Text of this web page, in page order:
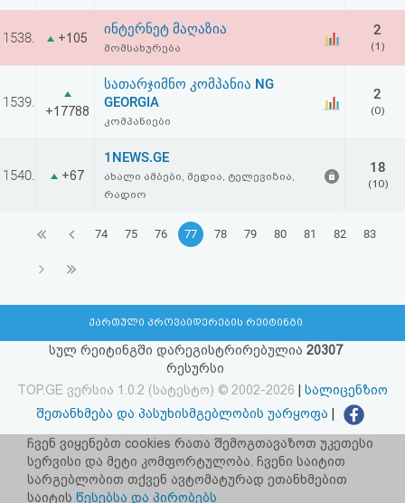
1538. +105
ინტერნეტ მაღაზია
მომსახურება
2
(1)
1539.
+17788
სათარჯიმნო კომპანია NG
GEORGIA
კომპანიები
2
(0)
1540. +67
1NEWS.GE
ახალი ამბები, მედია, ტელევიზია,
რადიო
18
(10)
74 75 76 77 78 79 80 81 82 83
ქართული პროვაიდერების რეიტინგი
სულ რეიტინგში დარეგისტრირებულია 20307
რესურსი
TOP.GE ვერსია 1.0.2 (სატესტო) © 2002-2026
სალიცენზიო
შეთანხმება და პასუხისმგებლობის უარყოფა
facebook.com/TOP.GE
იხილეთ TOP.GE - ის ძველი ვერსია ბმულზე
ჩვენ ვიყენებთ cookies რათა შემოგთავაზოთ უკეთესი
სერვისი და მეტი კომფორტულობა. ჩვენი საიტით
სარგებლობით თქვენ ავტომატურად ეთანხმებით
საიტის წესებსა და პირობებს